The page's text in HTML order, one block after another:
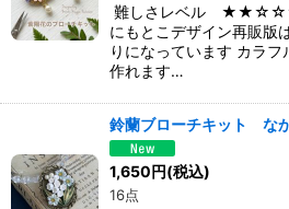
難しさレベル
にもとこデザイン再販版
りになっています カラ
作れます…
鈴蘭ブローチキット な
1,650円(税込)
16点